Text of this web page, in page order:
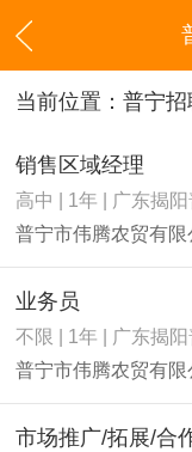
当前位置： 普宁招
销售区域经理
高中 | 1年 | 广东揭阳
普宁市伟腾农贸有限
业务员
不限 | 1年 | 广东揭阳
普宁市伟腾农贸有限
市场推广/拓展/合